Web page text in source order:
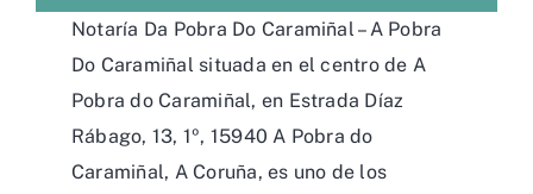
Notaría Da Pobra Do Caramiñal – A Pobra
Do Caramiñal situada en el centro de A
Pobra do Caramiñal, en Estrada Díaz
Rábago, 13, 1º, 15940 A Pobra do
Caramiñal, A Coruña, es uno de los